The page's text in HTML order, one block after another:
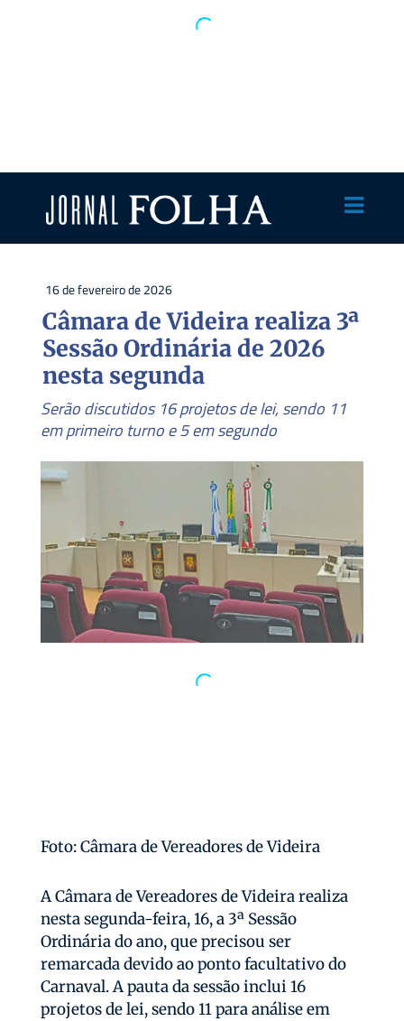
16 de fevereiro de 2026
Câmara de Videira realiza 3ª
Sessão Ordinária de 2026
nesta segunda
Serão discutidos 16 projetos de lei, sendo 11
em primeiro turno e 5 em segundo
Foto: Câmara de Vereadores de Videira
A Câmara de Vereadores de Videira realiza
nesta segunda-feira, 16, a 3ª Sessão
Ordinária do ano, que precisou ser
remarcada devido ao ponto facultativo do
Carnaval. A pauta da sessão inclui 16
projetos de lei, sendo 11 para análise em